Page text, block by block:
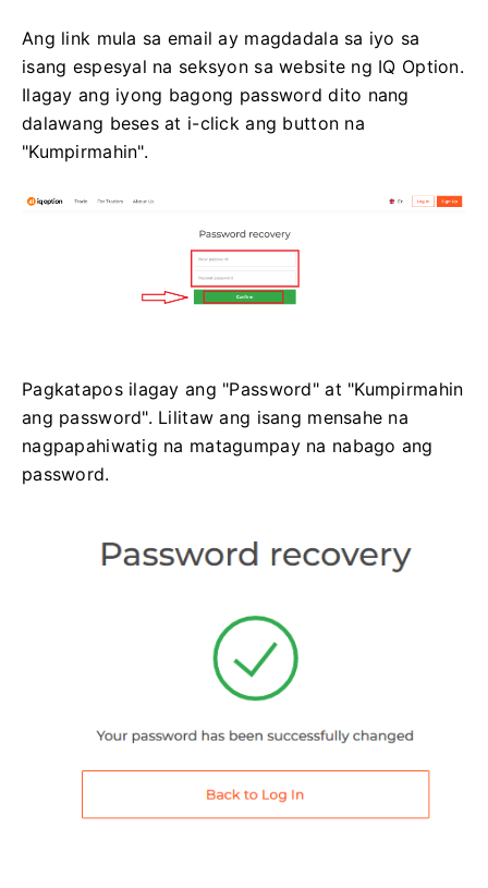
Ang link mula sa email ay magdadala sa iyo sa
isang espesyal na seksyon sa website ng IQ Option.
Ilagay ang iyong bagong password dito nang
dalawang beses at i-click ang button na
"Kumpirmahin".
Pagkatapos ilagay ang "Password" at "Kumpirmahin
ang password". Lilitaw ang isang mensahe na
nagpapahiwatig na matagumpay na nabago ang
password.